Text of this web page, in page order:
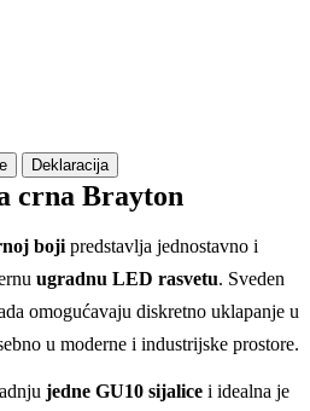
Deklaracija
crna Brayton
boji predstavlja jednostavno i
ugradnu LED rasvetu. Sveden
omogućavaju diskretno uklapanje u
u moderne i industrijske prostore.
jedne GU10 sijalice i idealna je